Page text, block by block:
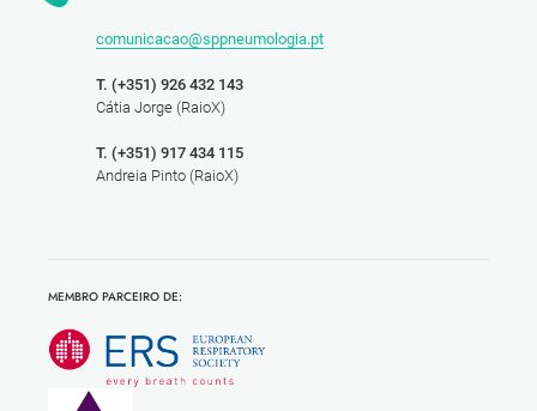
comunicacao@sppneumologia.pt
T. (+351) 926 432 143
Cátia Jorge (RaioX)
T. (+351) 917 434 115
Andreia Pinto (RaioX)
MEMBRO PARCEIRO DE: